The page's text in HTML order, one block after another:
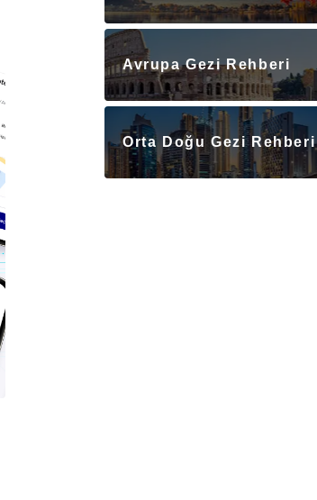
Avrupa Gezi Rehberi
Orta Doğu Gezi Rehberi